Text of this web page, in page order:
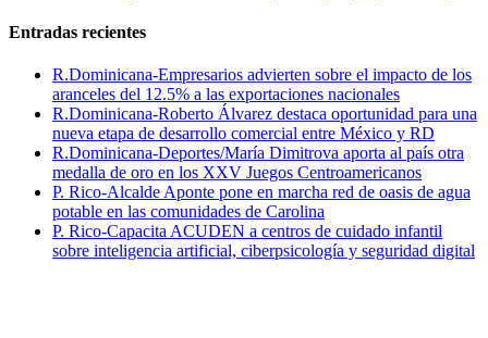
Entradas recientes
R.Dominicana-Empresarios advierten sobre el impacto de los
aranceles del 12.5% a las exportaciones nacionales
R.Dominicana-Roberto Álvarez destaca oportunidad para una
nueva etapa de desarrollo comercial entre México y RD
R.Dominicana-Deportes/María Dimitrova aporta al país otra
medalla de oro en los XXV Juegos Centroamericanos
P. Rico-Alcalde Aponte pone en marcha red de oasis de agua
potable en las comunidades de Carolina
P. Rico-Capacita ACUDEN a centros de cuidado infantil
sobre inteligencia artificial, ciberpsicología y seguridad digital